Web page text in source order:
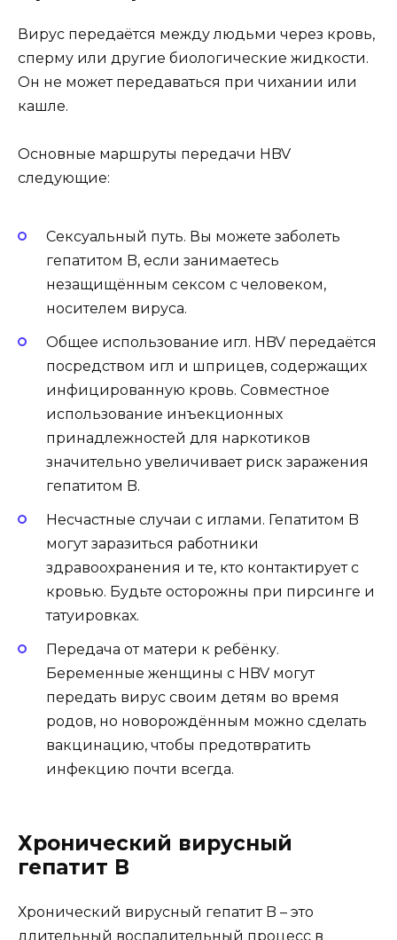
Вирус передаётся между людьми через кровь,
сперму или другие биологические жидкости.
Он не может передаваться при чихании или
кашле.
Основные маршруты передачи HBV
следующие:
Сексуальный путь. Вы можете заболеть
гепатитом B, если занимаетесь
незащищённым сексом с человеком,
носителем вируса.
Общее использование игл. HBV передаётся
посредством игл и шприцев, содержащих
инфицированную кровь. Совместное
использование инъекционных
принадлежностей для наркотиков
значительно увеличивает риск заражения
гепатитом B.
Несчастные случаи с иглами. Гепатитом B
могут заразиться работники
здравоохранения и те, кто контактирует с
кровью. Будьте осторожны при пирсинге и
татуировках.
Передача от матери к ребёнку.
Беременные женщины с HBV могут
передать вирус своим детям во время
родов, но новорождённым можно сделать
вакцинацию, чтобы предотвратить
инфекцию почти всегда.
Хронический вирусный
гепатит В
Хронический вирусный гепатит B – это
длительный воспалительный процесс в